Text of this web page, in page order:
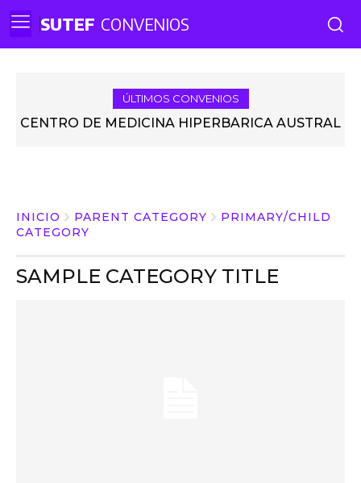
SUTEF CONVENIOS
ÚLTIMOS CONVENIOS
CENTRO DE MEDICINA HIPERBÁRICA AUSTRAL
INICIO PARENT CATEGORY
PRIMARY/CHILD
CATEGORY
SAMPLE CATEGORY TITLE